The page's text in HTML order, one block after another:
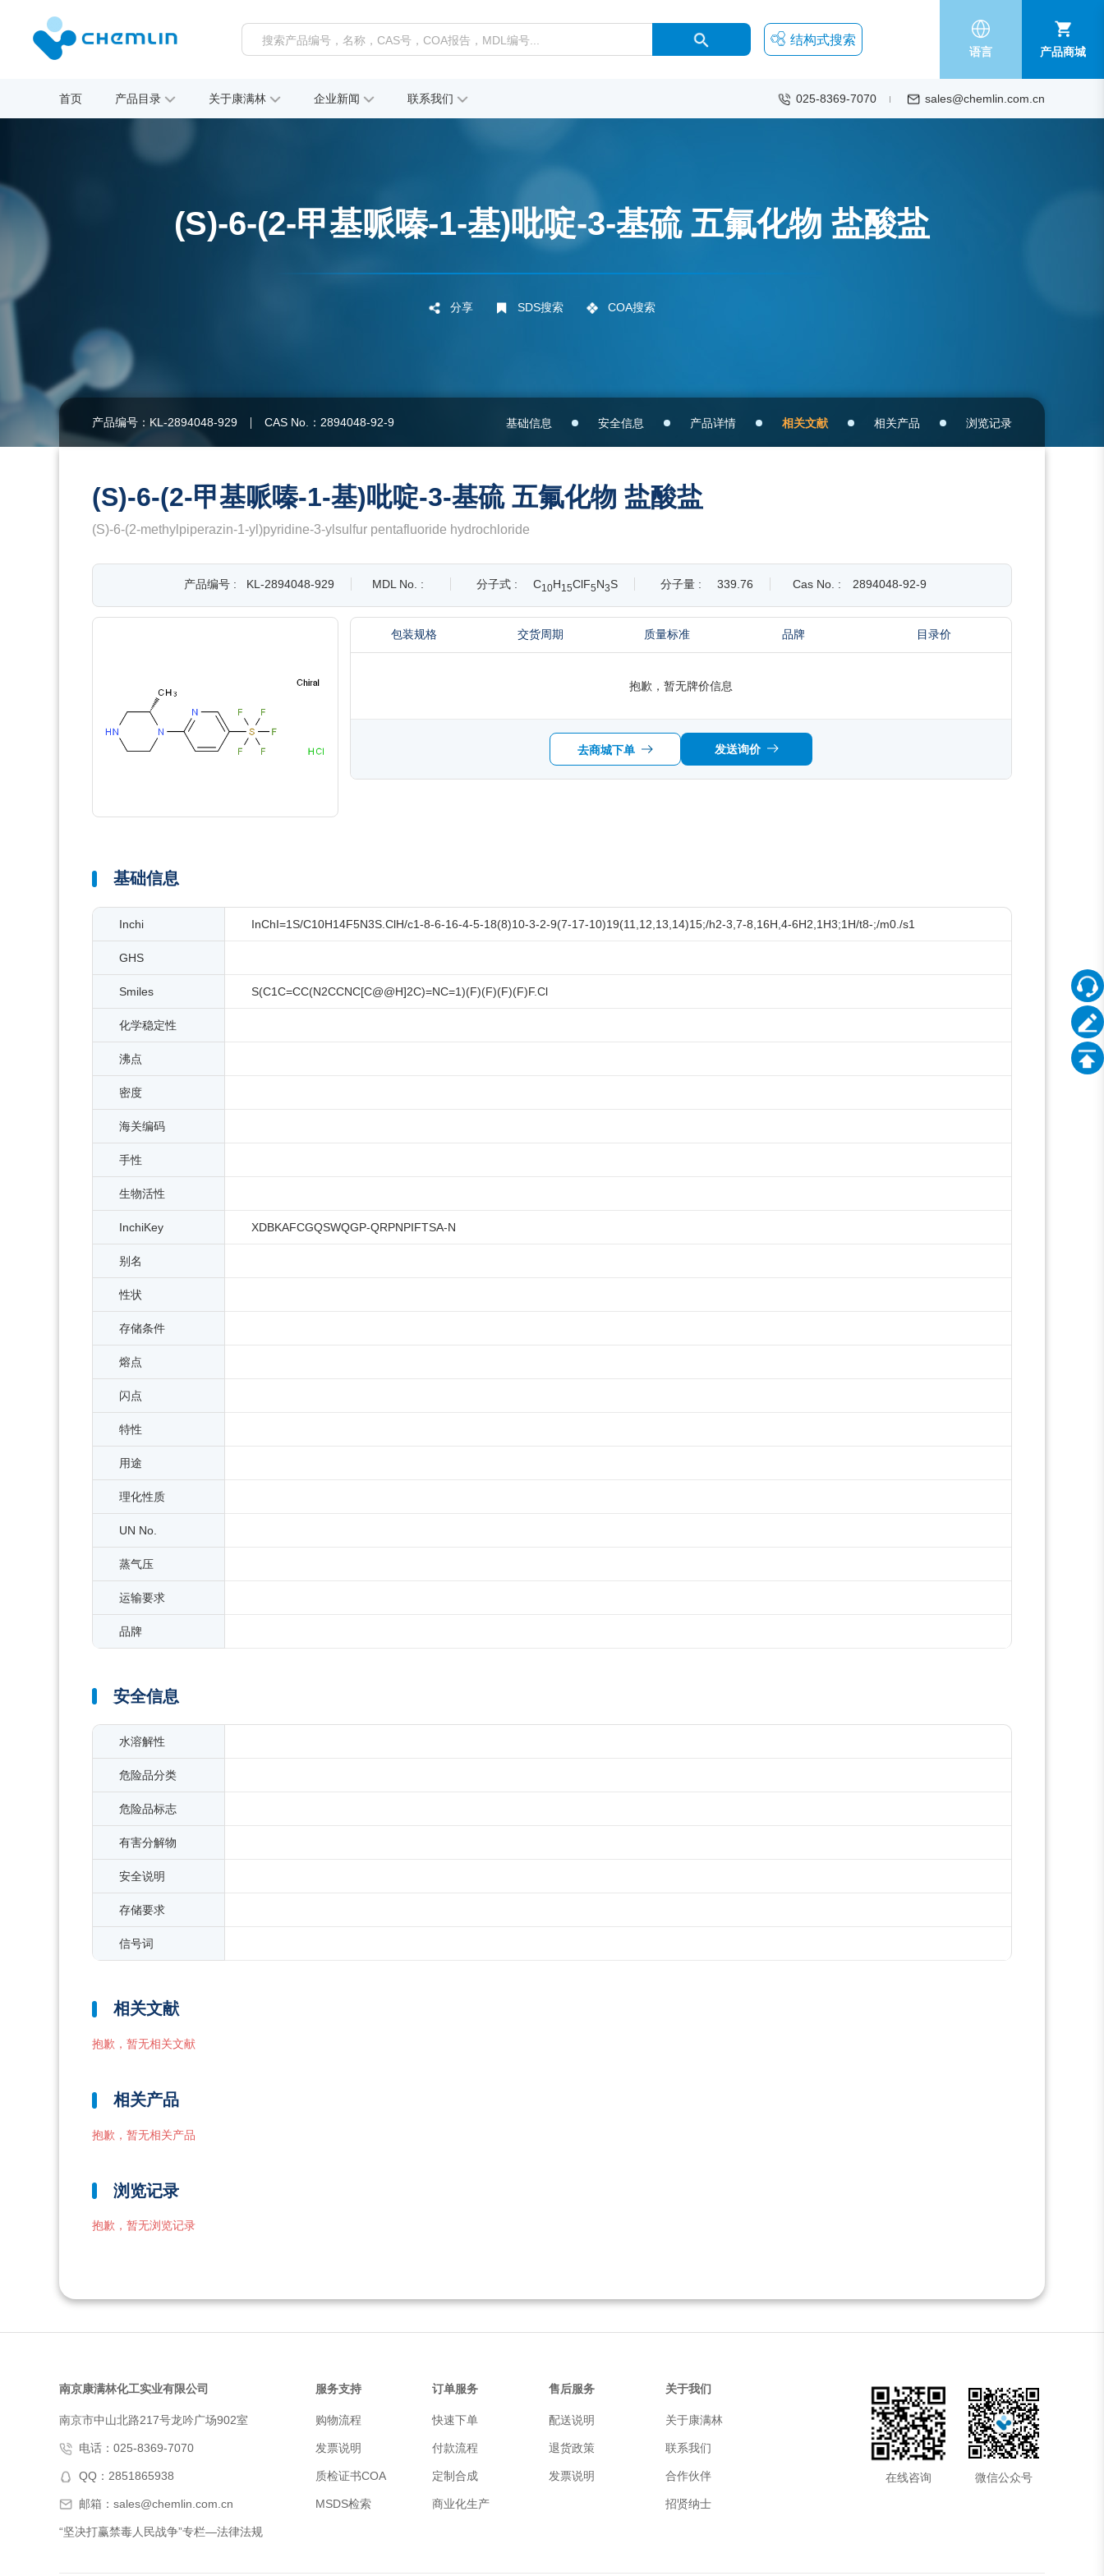
结构式搜索
语言 产品商城
首页 产品目录 关于康满林 企业新闻 联系我们 025-8369-7070 sales@chemlin.com.cn
(S)-6-(2-甲基哌嗪-1-基)吡啶-3-基硫 五氟化物 盐酸盐
分享 SDS搜索 COA搜索
产品编号：KL-2894048-929 CAS No.：2894048-92-9 基础信息 安全信息 产品详情 相关文献 相关产品 浏览记录
(S)-6-(2-甲基哌嗪-1-基)吡啶-3-基硫 五氟化物 盐酸盐
(S)-6-(2-methylpiperazin-1-yl)pyridine-3-ylsulfur pentafluoride hydrochloride
产品编号 : KL-2894048-929 MDL No. : 分子式 : C1 0H1 5ClF5N3S 分子量 : 339.76 Cas No. : 2894048-92-9
包装规格 交货周期 质量标准 品牌 目录价
抱歉，暂无牌价信息
去商城下单 发送询价
基础信息
Inchi InChI=1S/C10H14F5N3S.ClH/c1-8-6-16-4-5-18(8)10-3-2-9(7-17-10)19(11,12,13,14)15;/h2-3,7-8,16H,4-6H2,1H3;1H/t8-;/m0./s1
GHS
Smiles S(C1C=CC(N2CCNC[C@@H]2C)=NC=1)(F)(F)(F)(F)F.Cl
化学稳定性
沸点
密度
海关编码
手性
生物活性
InchiKey XDBKAFCGQSWQGP-QRPNPIFTSA-N
别名
性状
存储条件
熔点
闪点
特性
用途
理化性质
UN No.
蒸气压
运输要求
品牌
安全信息
水溶解性
危险品分类
危险品标志
有害分解物
安全说明
存储要求
信号词
相关文献
抱歉，暂无相关文献
相关产品
抱歉，暂无相关产品
浏览记录
抱歉，暂无浏览记录
南京康满林化工实业有限公司
南京市中山北路217号龙吟广场902室
电话：025-8369-7070
QQ：2851865938
邮箱：sales@chemlin.com.cn
“坚决打赢禁毒人民战争”专栏—法律法规
服务支持
购物流程
发票说明
质检证书COA
MSDS检索
订单服务
快速下单
付款流程
定制合成
商业化生产
售后服务
配送说明
退货政策
发票说明
关于我们
关于康满林
联系我们
合作伙伴
招贤纳士
微信公众号
在线咨询